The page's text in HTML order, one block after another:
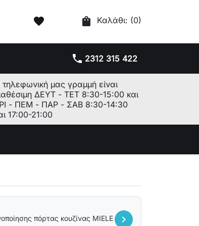
favorite shopping_bag Καλάθι: (0)
phone 2312 315 422
μας γραμμή είναι
ΔΕΥΤ - ΤΕΤ 8:30-15:00 και
- ΠΕΜ - ΠΑΡ - ΣΑΒ 8:30-14:30
17:00-21:00
πόρτας κουζίνας MIELE
chevron_right